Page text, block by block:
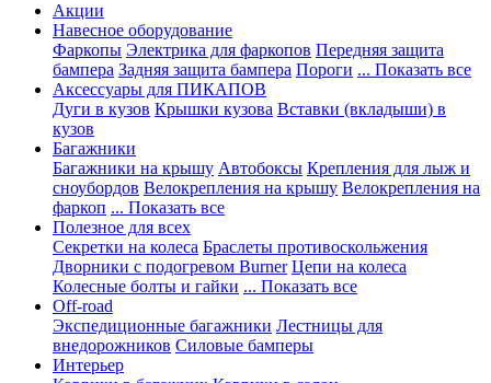
Акции
Навесное оборудование
Фаркопы Электрика для фаркопов Передняя защита
бампера Задняя защита бампера Пороги ... Показать все
Аксессуары для ПИКАПОВ
Дуги в кузов Крышки кузова Вставки (вкладыши) в
кузов
Багажники
Багажники на крышу Автобоксы Крепления для лыж и
сноубордов Велокрепления на крышу Велокрепления на
фаркоп ... Показать все
Полезное для всех
Секретки на колеса Браслеты противоскольжения
Дворники с подогревом Burner Цепи на колеса
Колесные болты и гайки ... Показать все
Off-road
Экспедиционные багажники Лестницы для
внедорожников Силовые бамперы
Интерьер